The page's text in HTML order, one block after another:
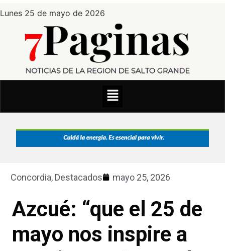
Lunes 25 de mayo de 2026
Concordia, Destacados mayo 25, 2026
Azcué: “que el 25 de
mayo nos inspire a